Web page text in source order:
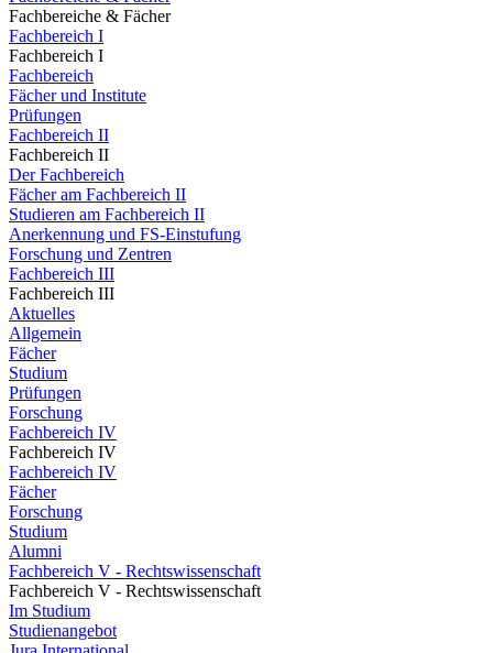
Fachbereiche & Fächer
Fachbereich I
Fachbereich I
Fachbereich
Fächer und Institute
Prüfungen
Fachbereich II
Fachbereich II
Der Fachbereich
Fächer am Fachbereich II
Studieren am Fachbereich II
Anerkennung und FS-Einstufung
Forschung und Zentren
Fachbereich III
Fachbereich III
Aktuelles
Allgemein
Fächer
Studium
Prüfungen
Forschung
Fachbereich IV
Fachbereich IV
Fachbereich IV
Fächer
Forschung
Studium
Alumni
Fachbereich V - Rechtswissenschaft
Fachbereich V - Rechtswissenschaft
Im Studium
Studienangebot